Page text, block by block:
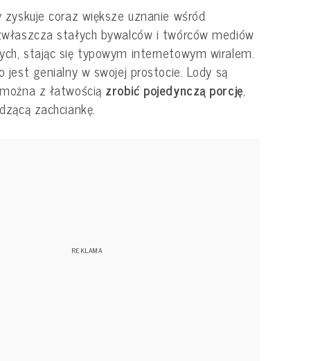
coraz większe uznanie wśród
stałych bywalców i twórców mediów
stając się typowym internetowym wiralem.
jest genialny w swojej prostocie. Lody są
z łatwością zrobić pojedynczą porcję,
zachciankę.